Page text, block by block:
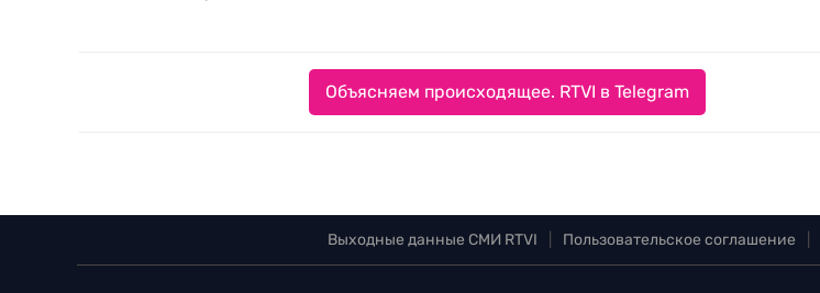
Объясняем происходящее. RTVI в Telegram
Выходные данные СМИ RTVI Пользовательское соглашение